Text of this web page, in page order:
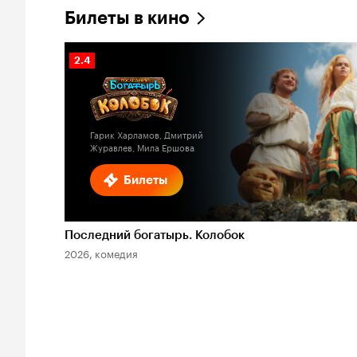
Билеты в кино
Билеты
Рейтинг
Кинопоиска
2.4
Гарик Харламов, Дмитрий
Журавлев, Мила Ершова
Последний богатырь. Колобок
2026, комедия